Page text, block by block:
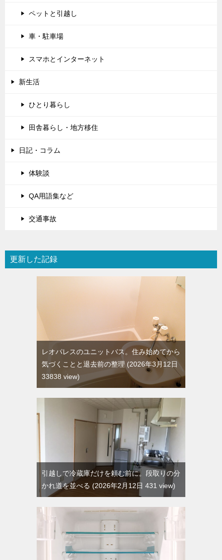
ペットと引越し
車・駐車場
スマホとインターネット
新生活
ひとり暮らし
田舎暮らし・地方移住
日記・コラム
体験談
QA用語集など
交通事故
更新した記録
レオパレスのユニットバス。住み始めてから
気づくことと退去前の整理
2026年3月12日
33838 view
引越しで冷蔵庫だけを頼む前に。段取りの分
かれ道を並べる
2026年2月12日 431 view